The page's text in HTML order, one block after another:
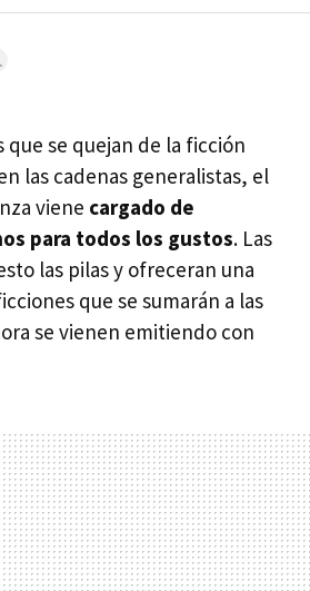
que se quejan de la ficción
las cadenas generalistas, el
viene cargado de
para todos los gustos. Las
las pilas y ofreceran una
que se sumarán a las
se vienen emitiendo con